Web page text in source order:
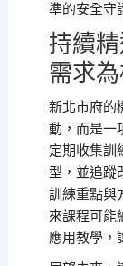
準的安全守
持續
需求
新北市府的
動，而是一
定期收集訓
型，並追蹤
訓練重點與
來課程可能
應用教學，